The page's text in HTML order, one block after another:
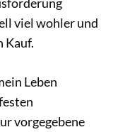
viel wohler und
Kauf.
Leben
vorgegebene